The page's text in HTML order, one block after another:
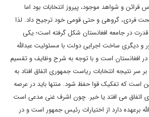
قرائن و شواهد موجود، پیروز انتخابات بود اما
فردی، گروهی و حتی قومی خود ترجیح داد. لذا
قدرت در جامعه افغانستان شکل گرفته است؛ یکی
دیگری ساخت اجرایی دولت با مسئولیت عبدالله
در افغانستان است و با توجه به شرح وظایف و تقسیم
سر نتیجه انتخابات ریاست جمهوری اتفاق افتاد به
است که تفکیک قوا حفظ شود. منتها باید در عرصه
اتفاق می افتد یا خیر. چون اشرف غنی مدعی است
برعهده دارد از اختیارات رئیس جمهور است و در